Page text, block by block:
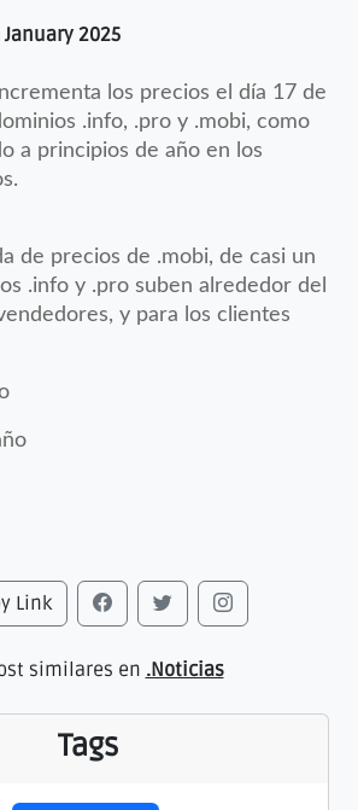
2025
los precios el día 17 de
.info, .pro y .mobi, como
a principios de año en los
de precios de .mobi, de casi un
.info y .pro suben alrededor del
y para los clientes
Link
similares en .Noticias
Tags